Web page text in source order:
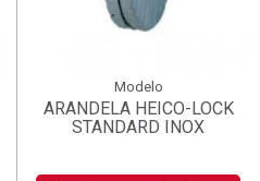
Modelo
ARANDELA HEICO-LOCK
STANDARD INOX